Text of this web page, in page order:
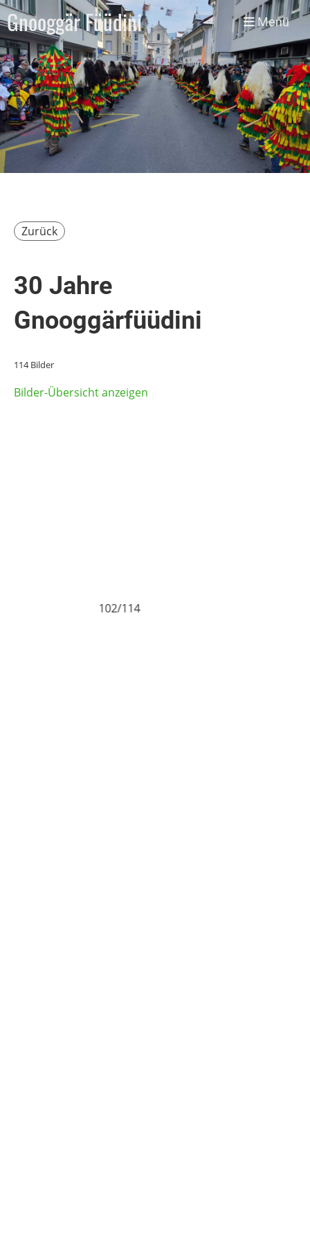
Gnooggär Füüdini Menü
Zurück
30 Jahre
Gnooggärfüüdini
114 Bilder
Bilder-Übersicht anzeigen
102/114